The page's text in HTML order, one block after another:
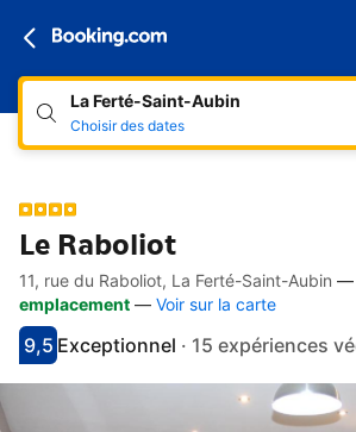
La Ferté-Saint-Aubin
Choisir des dates
Le Raboliot
Accès rapides
Aller à la description
Aller aux équipements
Aller aux hébergements
Aller aux conditions
11, rue du Raboliot, La Ferté-Saint-Aubin —
emplacement — Voir sur la carte
Avec une note de 9.5
9,5
exceptionnel
Exceptionnel · 15 expériences